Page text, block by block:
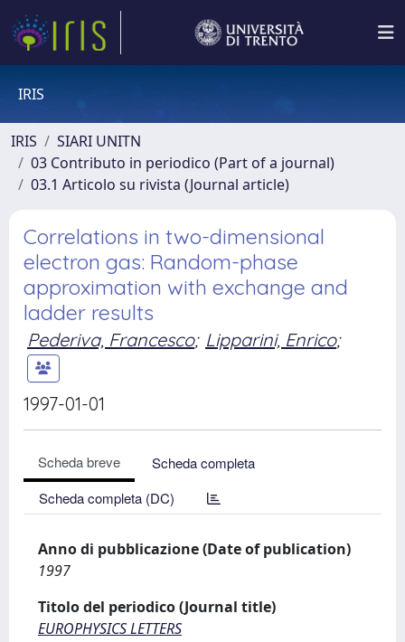
IRIS
IRIS
SIARI UNITN
03 Contributo in periodico (Part of a journal)
03.1 Articolo su rivista (Journal article)
Correlations in two-dimensional
electron gas: Random-phase
approximation with exchange and
ladder results
Pederiva, Francesco; Lipparini, Enrico;
1997-01-01
Scheda breve
Scheda completa
Scheda completa (DC)
Anno di pubblicazione (Date of publication)
1997
Titolo del periodico (Journal title)
EUROPHYSICS LETTERS